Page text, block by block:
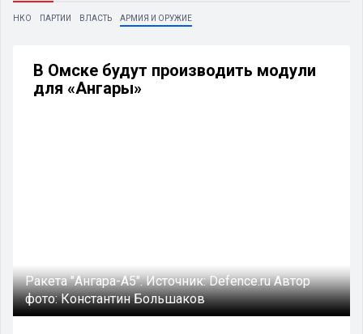
НКО ПАРТИИ ВЛАСТЬ АРМИЯ И ОРУЖИЕ
В Омске будут производить модули
для «Ангары»
Ракета "Ангара-А5".Источник:Defence.ruАвтор
фото:Константин Большаков